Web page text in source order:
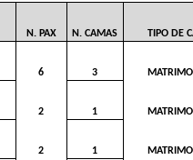
N. PAX N. CAMAS TIPO DE
6 3
2 1
2 1